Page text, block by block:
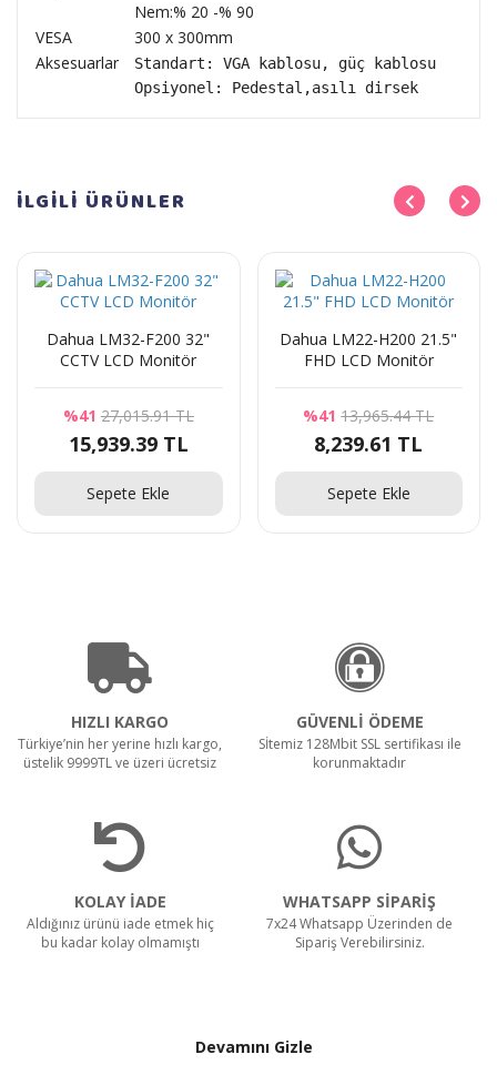
Nem:% 20 -% 90
VESA
300 x 300mm
Aksesuarlar
Standart: VGA kablosu, güç kablosu
Opsiyonel: Pedestal,asılı dirsek
İLGİLİ ÜRÜNLER
Dahua LM32-F200 32"
CCTV LCD Monitör
%41 27,015.91 TL
15,939.39 TL
Sepete Ekle
Dahua LM22-H200 21.5"
FHD LCD Monitör
%41 13,965.44 TL
8,239.61 TL
Sepete Ekle
HIZLI KARGO
Türkiye’nin her yerine hızlı kargo,
üstelik 9999TL ve üzeri ücretsiz
GÜVENLİ ÖDEME
Sİtemiz 128Mbit SSL sertifikası ile
korunmaktadır
KOLAY İADE
Aldığınız ürünü iade etmek hiç
bu kadar kolay olmamıştı
WHATSAPP SİPARİŞ
7x24 Whatsapp Üzerinden de
Sipariş Verebilirsiniz.
Devamını Gizle